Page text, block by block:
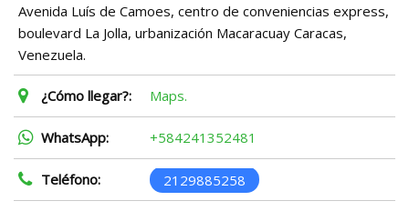
Avenida Luís de Camoes, centro de conveniencias express,
boulevard La Jolla, urbanización Macaracuay Caracas,
Venezuela.
¿Cómo llegar?: Maps.
WhatsApp: +584241352481
Teléfono: 2129885258